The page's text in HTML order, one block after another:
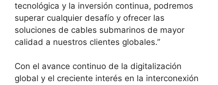
tecnológica y la inversión continua, podremos
superar cualquier desafío y ofrecer las
soluciones de cables submarinos de mayor
calidad a nuestros clientes globales.”
Con el avance continuo de la digitalización
global y el creciente interés en la interconexión